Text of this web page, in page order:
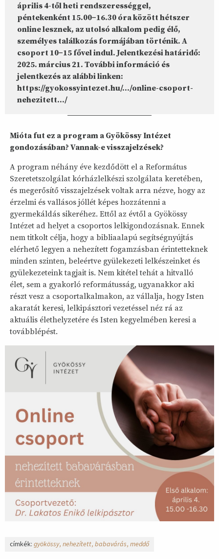
április 4-től heti rendszerességgel,
péntekenként 15.00−16.30 óra között hétszer
online lesznek, az utolsó alkalom pedig élő,
személyes találkozás formájában történik. A
csoport 10−15 fővel indul. Jelentkezési határidő:
2025. március 21. További információ és
jelentkezés az alábbi linken:
https://gyokossyintezet.hu/.../online-csoport-
nehezitett.../
Mióta fut ez a program a Gyökössy Intézet
gondozásában? Vannak-e visszajelzések?
A program néhány éve kezdődött el a Református
Szeretetszolgálat kórházlelkészi szolgálata keretében,
és megerősítő visszajelzések voltak arra nézve, hogy az
érzelmi és vallásos jóllét képes hozzátenni a
gyermekáldás sikeréhez. Ettől az évtől a Gyökössy
Intézet ad helyet a csoportos lelkigondozásnak. Ennek
nem titkolt célja, hogy a bibliaalapú segítségnyújtás
elérhető legyen a nehezített fogamzásban érintetteknek
minden szinten, beleértve gyülekezeti lelkészeinket és
gyülekezeteink tagjait is. Nem kitétel tehát a hitvalló
élet, sem a gyakorló reformátusság, ugyanakkor aki
részt vesz a csoportalkalmakon, az vállalja, hogy Isten
akaratát keresi, lelkipásztori vezetéssel néz rá az
aktuális élethelyzetére és Isten kegyelmében keresi a
továbblépést.
címkék: gyökössy nehezített babavárás meddő